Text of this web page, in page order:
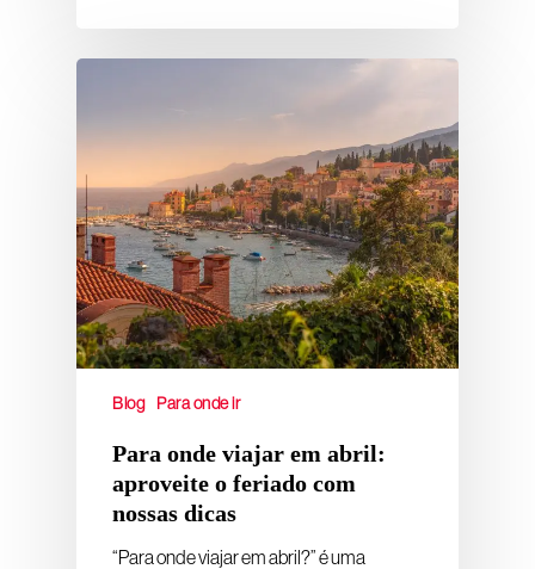
Blog Para onde ir
Para onde viajar em abril:
aproveite o feriado com
nossas dicas
“Para onde viajar em abril?” é uma